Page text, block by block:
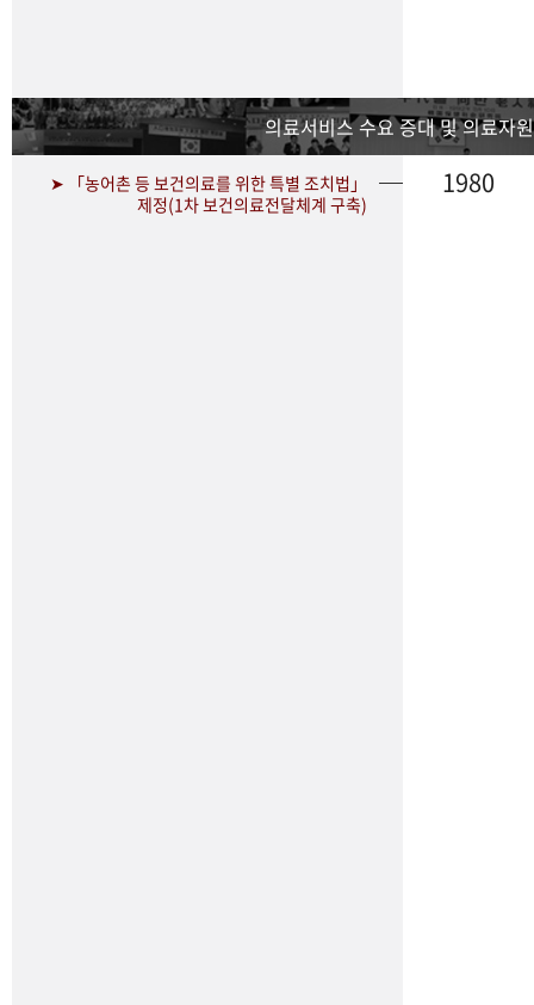
의료서비스 수요 증대 및 의료자
➤ 「농어촌 등 보건의료를 위한 특별 조치법」
제정(1차 보건의료전달체계 구축)
1980